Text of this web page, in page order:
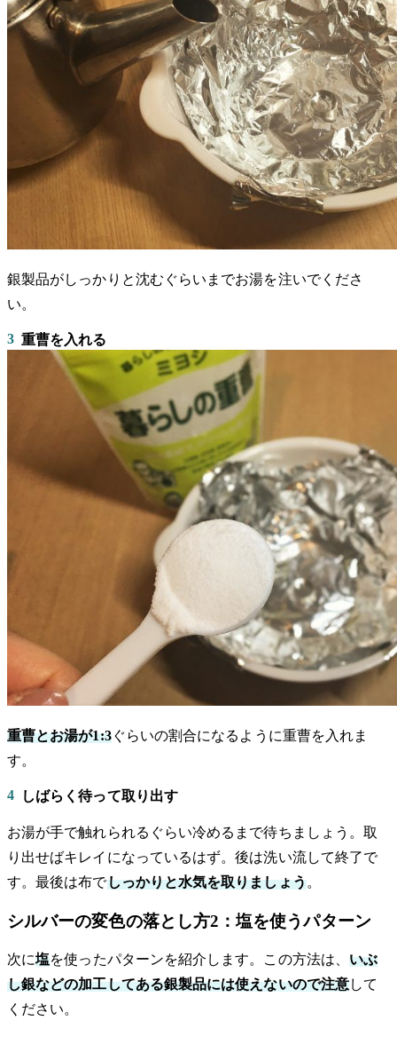
銀製品がしっかりと沈むぐらいまでお湯を注いでくださ
い。
3 重曹を入れる
重曹とお湯が1:3ぐらいの割合になるように重曹を入れま
す。
4 しばらく待って取り出す
お湯が手で触れられるぐらい冷めるまで待ちましょう。取
り出せばキレイになっているはず。後は洗い流して終了で
す。最後は布でしっかりと水気を取りましょう。
シルバーの変色の落とし方2：塩を使うパターン
次に塩を使ったパターンを紹介します。この方法は、 いぶ
し銀などの加工してある銀製品には使えないので注意して
ください。